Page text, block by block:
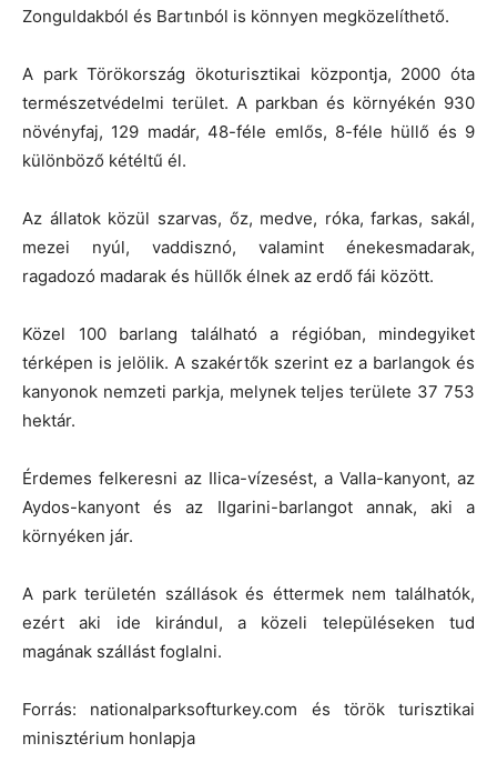
Zonguldakból és Bartınból is könnyen megközelíthető.
A park Törökország ökoturisztikai központja, 2000 óta
természetvédelmi terület. A parkban és környékén 930
növényfaj, 129 madár, 48-féle emlős, 8-féle hüllő és 9
különböző kétéltű él.
Az állatok közül szarvas, őz, medve, róka, farkas, sakál,
mezei nyúl, vaddisznó, valamint énekesmadarak,
ragadozó madarak és hüllők élnek az erdő fái között.
Közel 100 barlang található a régióban, mindegyiket
térképen is jelölik. A szakértők szerint ez a barlangok és
kanyonok nemzeti parkja, melynek teljes területe 37 753
hektár.
Érdemes felkeresni az Ilica-vízesést, a Valla-kanyont, az
Aydos-kanyont és az Ilgarini-barlangot annak, aki a
környéken jár.
A park területén szállások és éttermek nem találhatók,
ezért aki ide kirándul, a közeli településeken tud
magának szállást foglalni.
Forrás: nationalparksofturkey.com és török turisztikai
minisztérium honlapja